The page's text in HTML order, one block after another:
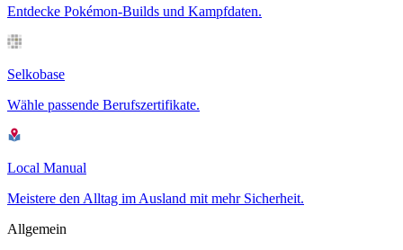
Entdecke Pokémon-Builds und Kampfdaten.
Selkobase
Wähle passende Berufszertifikate.
Local Manual
Meistere den Alltag im Ausland mit mehr Sicherheit.
Allgemein